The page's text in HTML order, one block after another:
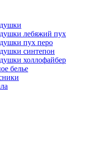
лебяжий пух
пух перо
синтепон
холлофайбер
белье